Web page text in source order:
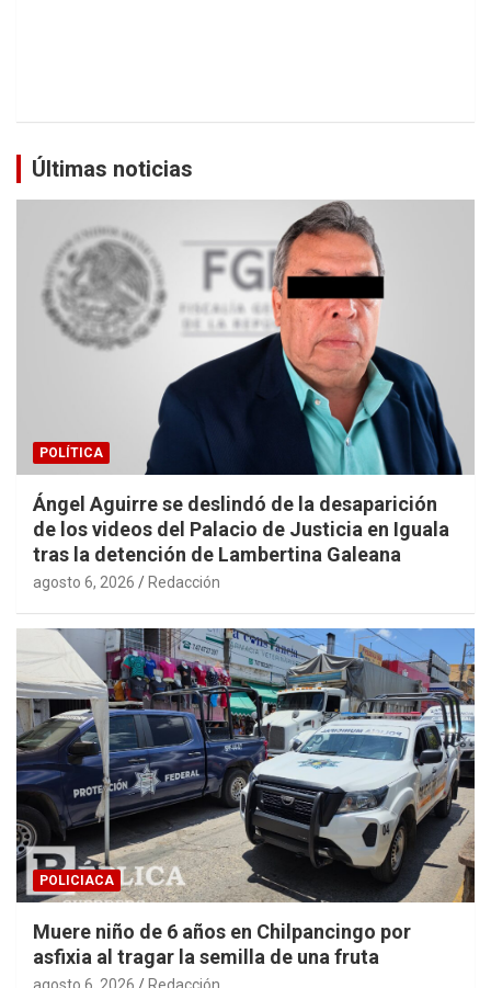
Últimas noticias
POLÍTICA
Ángel Aguirre se deslindó de la desaparición
de los videos del Palacio de Justicia en Iguala
tras la detención de Lambertina Galeana
agosto 6, 2026 Redacción
POLICIACA
Muere niño de 6 años en Chilpancingo por
asfixia al tragar la semilla de una fruta